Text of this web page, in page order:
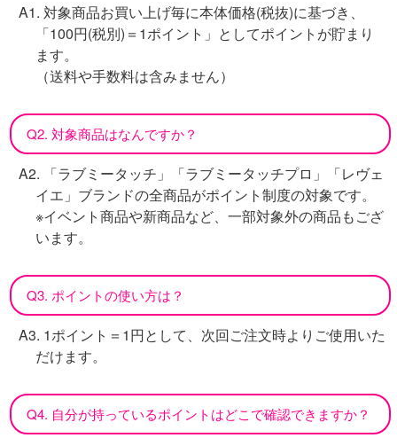
A1. 対象商品お買い上げ毎に本体価格(税抜)に基づき、
「100円(税別)＝1ポイント」としてポイントが貯まり
ます。
（送料や手数料は含みません）
Q2. 対象商品はなんですか？
A2. 「ラブミータッチ」「ラブミータッチプロ」「レヴェ
イエ」ブランドの全商品がポイント制度の対象です。
※イベント商品や新商品など、一部対象外の商品もござ
います。
Q3. ポイントの使い方は？
A3. 1ポイント＝1円として、次回ご注文時よりご使用いた
だけます。
Q4. 自分が持っているポイントはどこで確認できますか？